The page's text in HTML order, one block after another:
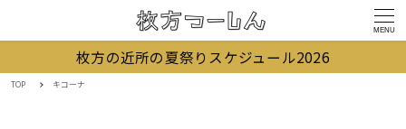
MENU
枚方の近所の夏祭りスケジュール2026
TOP キコーナ